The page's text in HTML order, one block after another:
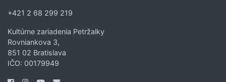
+421 2 68 299 219
Kultúrne zariadenia Petržalky
Rovniankova 3,
851 02 Bratislava
IČO: 00179949